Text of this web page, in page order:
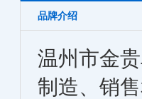
品牌介绍
温州市金
制造、销